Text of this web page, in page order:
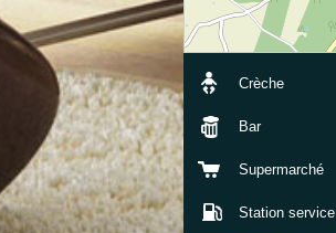
Crèche
Bar
Supermarché
Station service